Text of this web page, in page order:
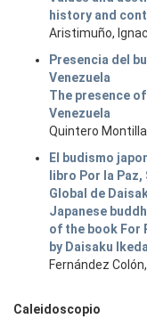
history and
Aristimuño,
Presencia del
Venezuela
The presence
Venezuela
Quintero
El budismo
libro Por la
Global de
Japanese
of the book For
by Daisaku Ikeda
Fernández
Caleidoscopio